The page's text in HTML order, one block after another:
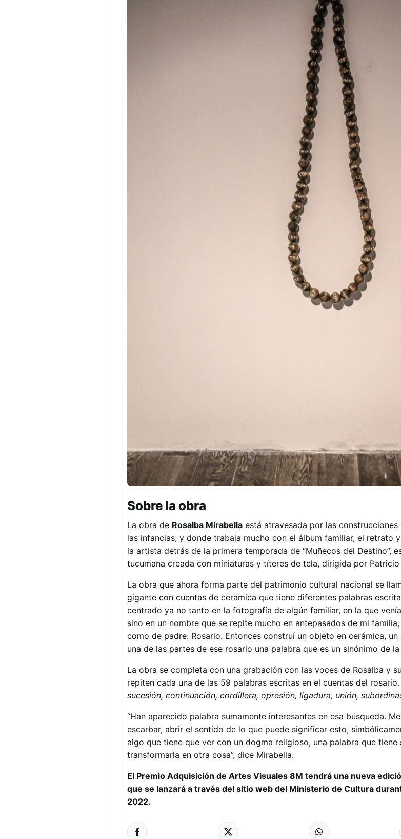
Sobre la obra
La obra de Rosalba Mirabella está atravesada por las
las infancias, y donde trabaja mucho con el álbum familiar, el retrato
la artista detrás de la primera temporada de “Muñecos del Destino”,
tucumana creada con miniaturas y títeres de tela, dirigida por Patricio
La obra que ahora forma parte del patrimonio cultural nacional se
gigante con cuentas de cerámica que tiene diferentes palabras
centrado ya no tanto en la fotografía de algún familiar, en la que
sino en un nombre que se repite mucho en antepasados de mi
como de padre: Rosario. Entonces construí un objeto en cerámica,
una de las partes de ese rosario una palabra que es un sinónimo de la
La obra se completa con una grabación con las voces de Rosalba y
repiten cada una de las 59 palabras escritas en el cuentas del rosario.
sucesión, continuación, cordillera, opresión, ligadura, unión,
“Han aparecido palabra sumamente interesantes en esa búsqueda.
escarbar, abrir el sentido de lo que puede significar esto,
algo que tiene que ver con un dogma religioso, una palabra que
transformarla en otra cosa”, dice Mirabella.
El Premio Adquisición de Artes Visuales 8M tendrá una nueva
que se lanzará a través del sitio web del Ministerio de Cultura
2022.